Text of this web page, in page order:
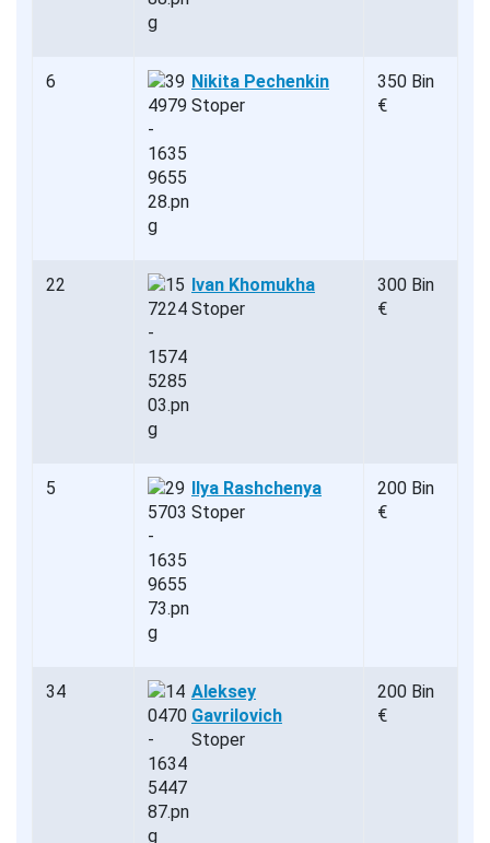
6
Nikita Pechenkin
Stoper
350 Bin
€
22
Ivan Khomukha
Stoper
300 Bin
€
5
Ilya Rashchenya
Stoper
200 Bin
€
34
Aleksey
Gavrilovich
Stoper
200 Bin
€